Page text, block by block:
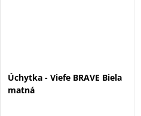
Úchytka - Viefe BRAVE Biela
matná